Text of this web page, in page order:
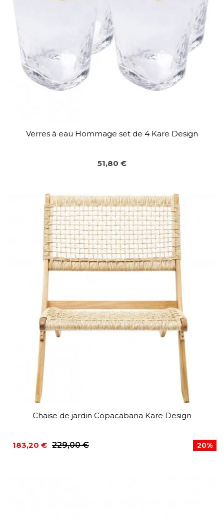
Verres à eau Hommage set de 4 Kare Design
51,80 €
Chaise de jardin Copacabana Kare Design
229,00 €
183,20 € 20%